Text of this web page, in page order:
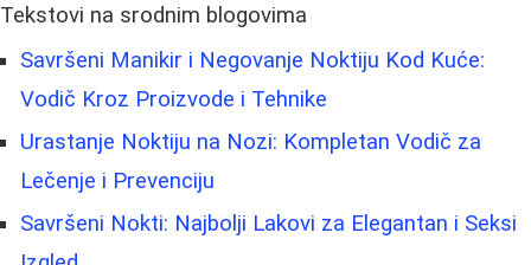
Tekstovi na srodnim blogovima
Savršeni Manikir i Negovanje Noktiju Kod Kuće:
Vodič Kroz Proizvode i Tehnike
Urastanje Noktiju na Nozi: Kompletan Vodič za
Lečenje i Prevenciju
Savršeni Nokti: Najbolji Lakovi za Elegantan i Seksi